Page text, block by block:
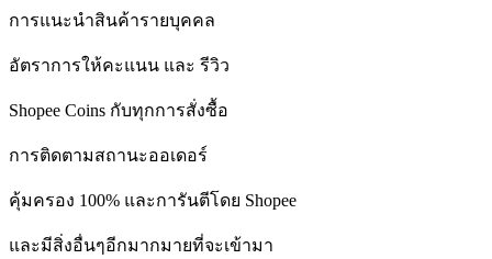
การแนะนำสินค้ารายบุคคล
อัตราการให้คะแนน และ รีวิว
Shopee Coins กับทุกการสั่งซื้อ
การติดตามสถานะออเดอร์
คุ้มครอง 100% และการันตีโดย Shopee
และมีสิ่งอื่นๆอีกมากมายที่จะเข้ามา